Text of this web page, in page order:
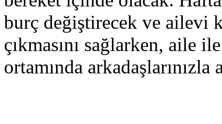
burç değiştirecek ve ailevi
çıkmasını sağlarken, aile
ortamında